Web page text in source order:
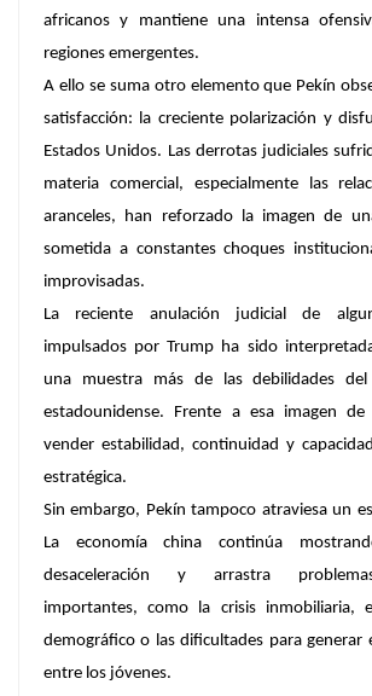
africanos y mantiene una intensa
regiones emergentes.
A ello se suma otro elemento que Pekín
satisfacción: la creciente polarización y
Estados Unidos. Las derrotas judiciales
materia comercial, especialmente las
aranceles, han reforzado la imagen de
sometida a constantes choques
improvisadas.
La reciente anulación judicial de
impulsados por Trump ha sido
una muestra más de las debilidades
estadounidense. Frente a esa imagen
vender estabilidad, continuidad y
estratégica.
Sin embargo, Pekín tampoco atraviesa un
La economía china continúa
desaceleración y arrastra
importantes, como la crisis inmobiliaria,
demográfico o las dificultades para generar
entre los jóvenes.